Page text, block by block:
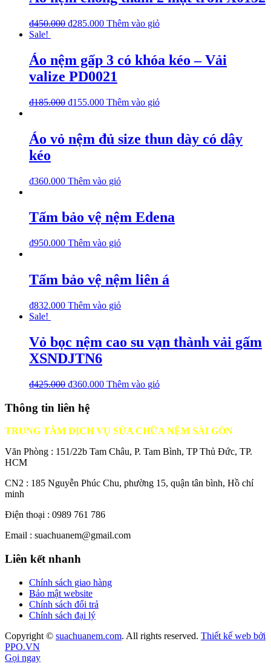
₫450.000 ₫285.000 Thêm vào giỏ
Sale!
Áo nệm gấp 3 có khóa kéo – Vải
valize PD0021
₫185.000 ₫155.000 Thêm vào giỏ
Áo vỏ nệm đủ size thun dày có dây
kéo
₫360.000 Thêm vào giỏ
Tấm bảo vệ nệm Edena
₫950.000 Thêm vào giỏ
Tấm bảo vệ nệm liên á
₫832.000 Thêm vào giỏ
Sale!
Vỏ bọc nệm cao su vạn thành vải gấm
XSNDJTN6
₫425.000 ₫360.000 Thêm vào giỏ
Thông tin liên hệ
TRUNG TÂM DỊCH VỤ SỬA CHỮA NỆM SÀI GÒN
Văn Phòng : 151/22b Tam Châu, P. Tam Bình, TP Thủ Đức, TP.
HCM
CN2 : 185 Nguyễn Phúc Chu, phường 15, quận tân bình, Hồ chí
minh
Điện thoại : 0989 761 786
Email : suachuanem@gmail.com
Liên kết nhanh
Chính sách giao hàng
Bảo mật website
Chính sách đổi trả
Chính sách đại lý
Copyright © suachuanem.com. All rights reserved. Thiết kế web bởi
PPO.VN
Gọi ngay